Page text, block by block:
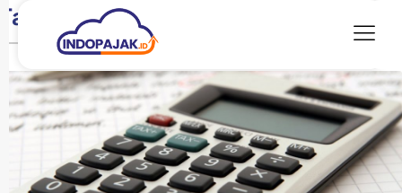
Tag: Fungsi Redistribusi Pendapatan